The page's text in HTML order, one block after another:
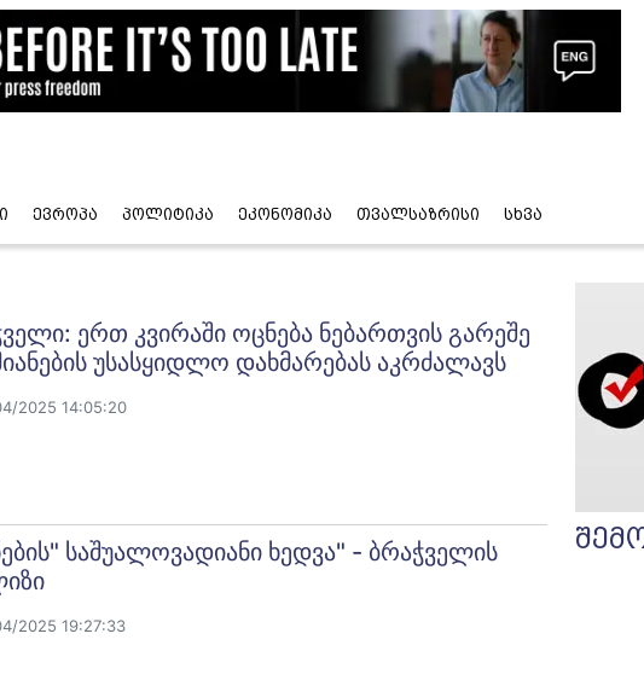
ევროპა პოლიტიკა ეკონომიკა თვალსაზრისი სხვა
ერთ კვირაში ოცნება ნებართვის გარეშე
უსასყიდლო დახმარებას აკრძალავს
2025 14:05:20
საშუალოვადიანი ხედვა" - ბრაჭველის
2025 19:27:33